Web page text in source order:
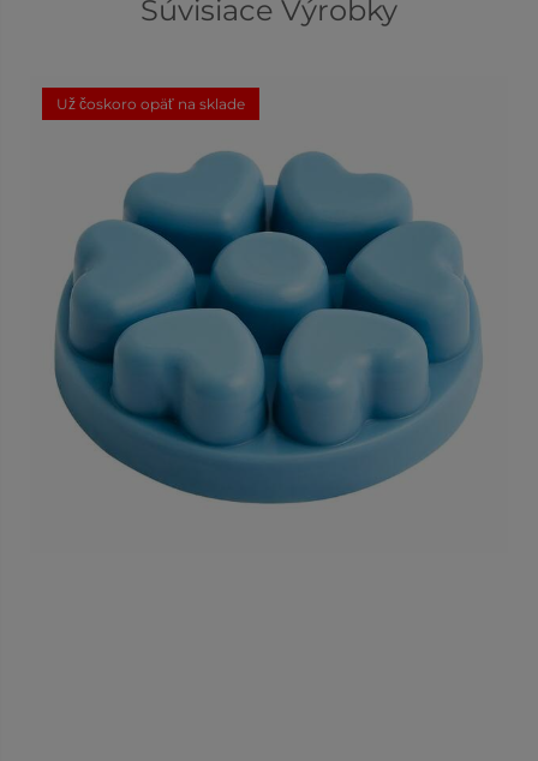
Súvisiace Výrobky
Už čoskoro opäť na sklade